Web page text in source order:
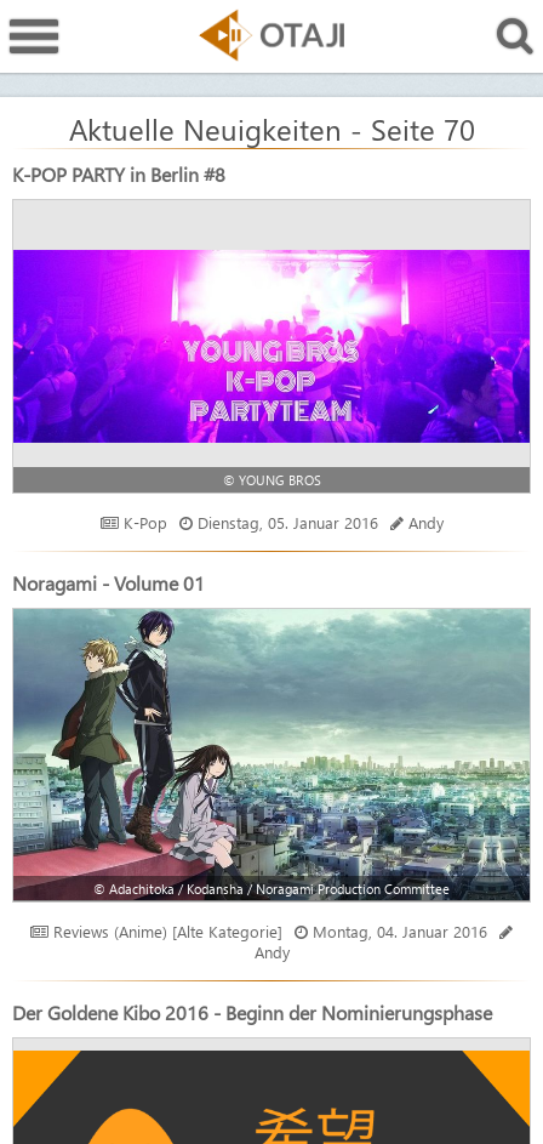
Aktuelle Neuigkeiten - Seite 70
K-POP PARTY in Berlin #8
© YOUNG BROS
K-Pop Dienstag, 05. Januar 2016 Andy
Noragami - Volume 01
© Adachitoka / Kodansha / Noragami Production Committee
Reviews (Anime) [Alte Kategorie]
Montag, 04. Januar 2016
Andy
Der Goldene Kibo 2016 - Beginn der Nominierungsphase